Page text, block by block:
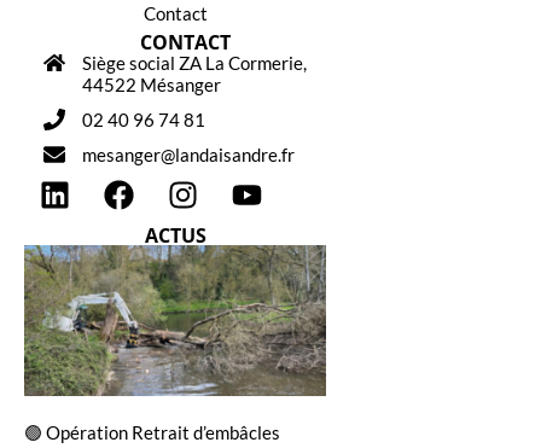
Contact
CONTACT
Siège social ZA La Cormerie,
44522 Mésanger
02 40 96 74 81
mesanger@landaisandre.fr
ACTUS
🟢 Opération Retrait d’embâcles